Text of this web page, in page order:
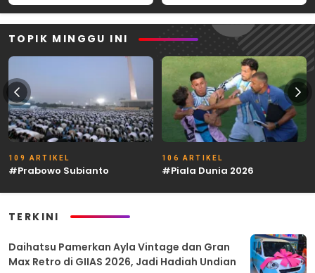
TOPIK MINGGU INI
109 ARTIKEL
#Prabowo Subianto
106 ARTIKEL
#Piala Dunia 2026
TERKINI
Daihatsu Pamerkan Ayla Vintage dan Gran
Max Retro di GIIAS 2026, Jadi Hadiah Undian